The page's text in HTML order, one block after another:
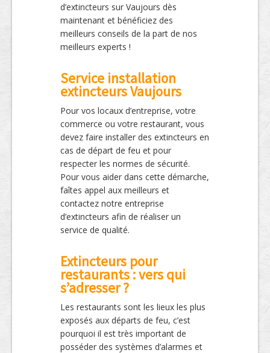
d’extincteurs sur Vaujours dès
maintenant et bénéficiez des
meilleurs conseils de la part de nos
meilleurs experts !
Service installation
extincteurs Vaujours
Pour vos locaux d’entreprise, votre
commerce ou votre restaurant, vous
devez faire installer des extincteurs en
cas de départ de feu et pour
respecter les normes de sécurité.
Pour vous aider dans cette démarche,
faîtes appel aux meilleurs et
contactez notre entreprise
d’extincteurs afin de réaliser un
service de qualité.
Extincteurs pour
restaurants : vers qui
s’adresser ?
Les restaurants sont les lieux les plus
exposés aux départs de feu, c’est
pourquoi il est très important de
posséder des systèmes d’alarmes et